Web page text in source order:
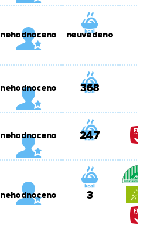
nehodnoceno neuvedeno
nehodnoceno 368
nehodnoceno 247
nehodnoceno 3